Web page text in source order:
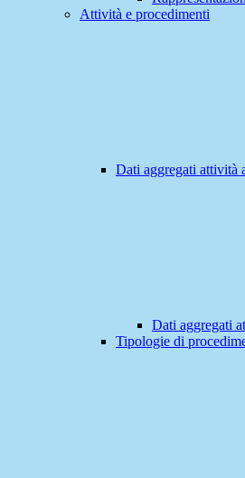
Attività e procedimenti
Dati aggregati attività
Dati aggregati
Tipologie di